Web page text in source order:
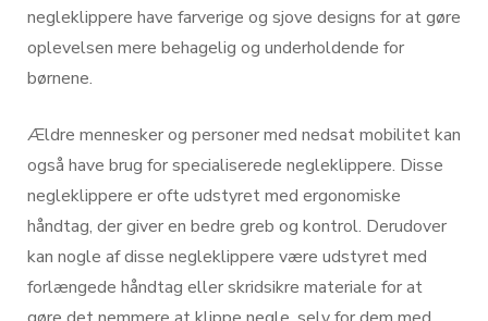
negleklippere have farverige og sjove designs for at gøre
oplevelsen mere behagelig og underholdende for
børnene.
Ældre mennesker og personer med nedsat mobilitet kan
også have brug for specialiserede negleklippere. Disse
negleklippere er ofte udstyret med ergonomiske
håndtag, der giver en bedre greb og kontrol. Derudover
kan nogle af disse negleklippere være udstyret med
forlængede håndtag eller skridsikre materiale for at